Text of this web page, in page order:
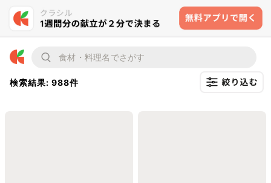
検索結果: 988件